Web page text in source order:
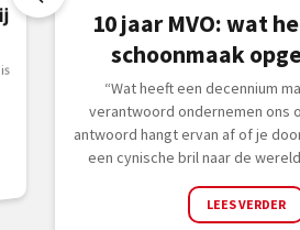
10 jaar MVO: wat
schoonmaak
“Wat heeft een decennium
verantwoord ondernemen ons
antwoord hangt ervan af of je
een cynische bril naar de
LEES VERDER